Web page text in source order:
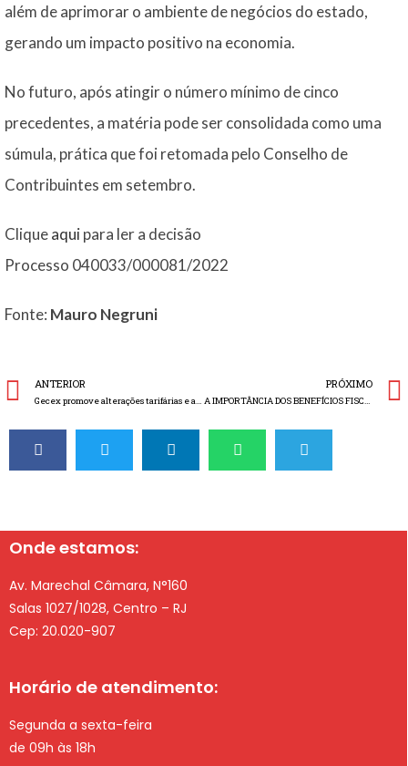
além de aprimorar o ambiente de negócios do estado,
gerando um impacto positivo na economia.
No futuro, após atingir o número mínimo de cinco
precedentes, a matéria pode ser consolidada como uma
súmula, prática que foi retomada pelo Conselho de
Contribuintes em setembro.
Cliqueaquipara ler a decisão
Processo 040033/000081/2022
Fonte: Mauro Negruni
ANTERIOR PRÓXIMO
Onde estamos:
Av. Marechal Câmara, N°160
Salas 1027/1028, Centro – RJ
Cep: 20.020-907
Horário de atendimento:
Segunda a sexta-feira
de 09h às 18h